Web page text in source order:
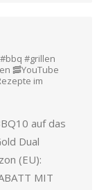
#grillen
🥓YouTube
im